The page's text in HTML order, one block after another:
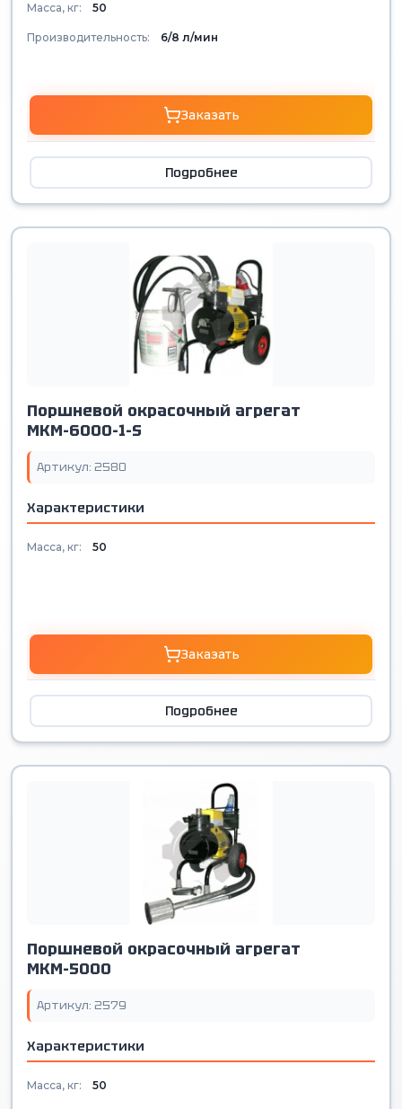
Масса, кг: 50
Производительность: 6/8 л/мин
Заказать
Подробнее
Поршневой окрасочный агрегат
МКМ-6000-1-S
Артикул: 2580
Характеристики
Масса, кг: 50
Заказать
Подробнее
Поршневой окрасочный агрегат
МКМ-5000
Артикул: 2579
Характеристики
Масса, кг: 50